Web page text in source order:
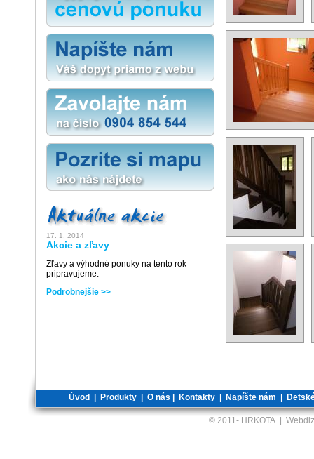
17. 1. 2014
Akcie a zľavy
Zľavy a výhodné ponuky na tento rok
pripravujeme.
Podrobnejšie >>
Úvod Produkty| O nás Kontakty| Napíšte nám
© 2011- HRKOTA |